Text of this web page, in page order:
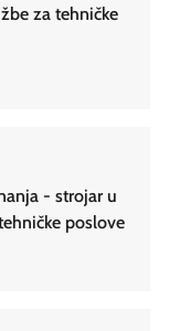
za tehničke
- strojar u
poslove